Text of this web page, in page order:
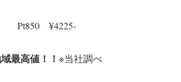
Pt850 ¥4225-
最高値！！ ※当社調べ